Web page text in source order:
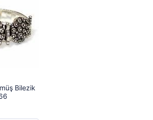
Bilezik